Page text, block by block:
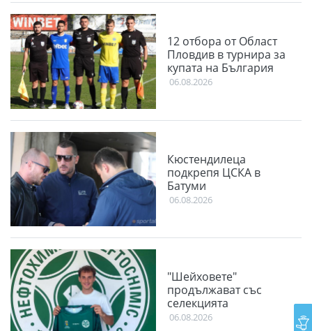
12 отбора от Област
Пловдив в турнира за
купата на България
06.08.2026
Кюстендилеца
подкрепя ЦСКА в
Батуми
06.08.2026
"Шейховете"
продължават със
селекцията
06.08.2026